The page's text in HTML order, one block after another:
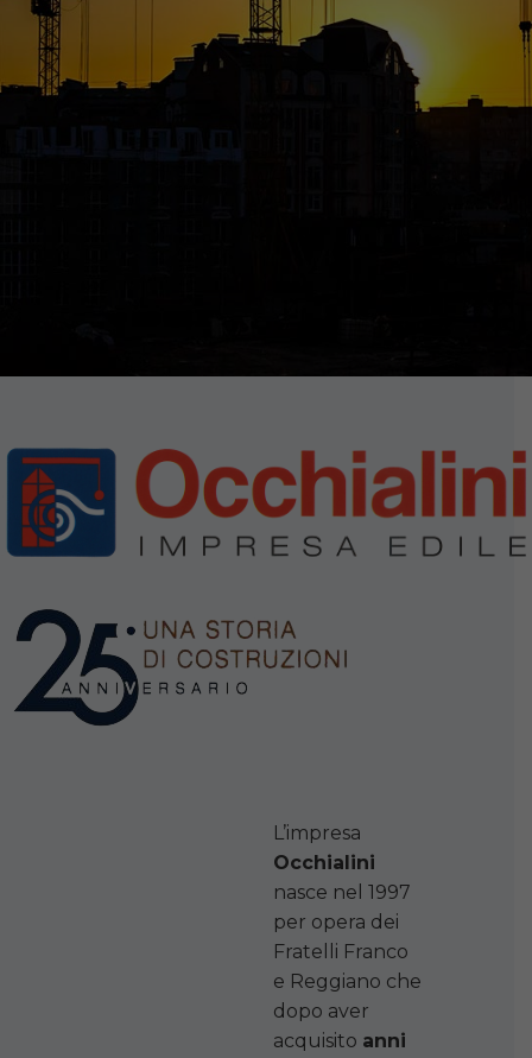
L’impresa
Occhialini
nasce nel 1997
per opera dei
Fratelli Franco
e Reggiano che
dopo aver
acquisito anni